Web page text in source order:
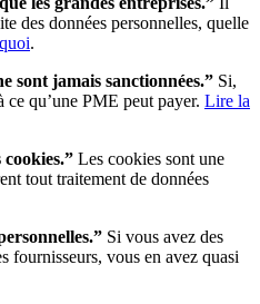
des données personnelles, quelle
.
sont jamais sanctionnées.” Si,
ce qu’une PME peut payer. Lire la
cookies.” Les cookies sont une
tout traitement de données
Si vous avez des
fournisseurs, vous en avez quasi